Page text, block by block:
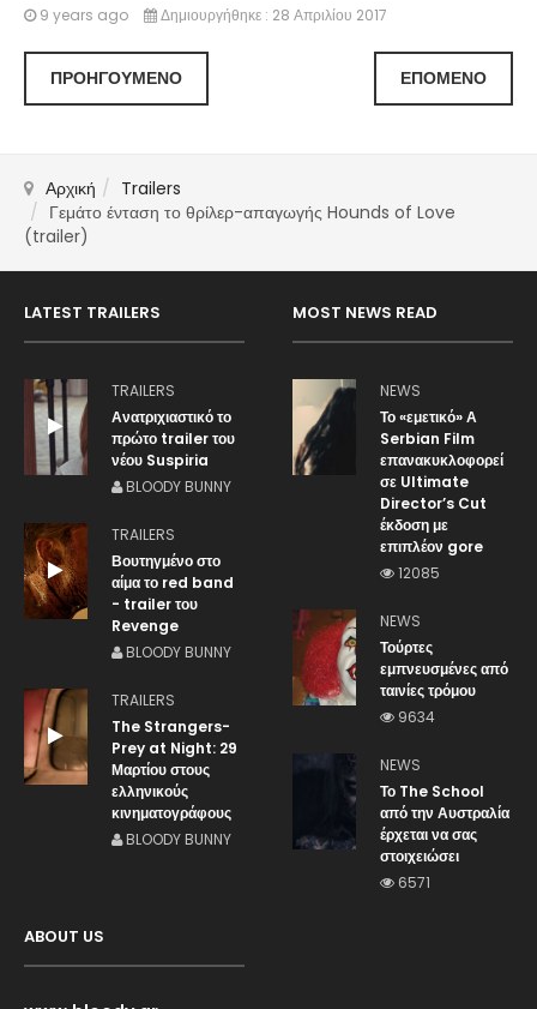
9 years ago Δημιουργήθηκε : 28 Απριλίου 2017
ΠΡΟΗΓΟΎΜΕΝΟ ΕΠΌΜΕΝΟ
Αρχική
Trailers
Γεμάτο ένταση το θρίλερ-απαγωγής Hounds of Love
(trailer)
LATEST TRAILERS
TRAILERS
Ανατριχιαστικό το
πρώτο trailer του
νέου Suspiria
BLOODY BUNNY
TRAILERS
Βουτηγμένο στο
αίμα το red band
- trailer του
Revenge
BLOODY BUNNY
TRAILERS
The Strangers-
Prey at Night: 29
Μαρτίου στους
ελληνικούς
κινηματογράφους
BLOODY BUNNY
MOST NEWS READ
NEWS
Το «εμετικό» Α
Serbian Film
επανακυκλοφορεί
σε Ultimate
Director’s Cut
έκδοση με
επιπλέον gore
12085
NEWS
Τούρτες
εμπνευσμένες από
ταινίες τρόμου
9634
NEWS
Το The School
από την Αυστραλία
έρχεται να σας
στοιχειώσει
6571
ABOUT US